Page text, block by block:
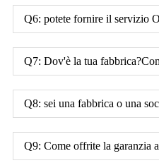
Q6: potete fornire il servizio
Q7: Dov'è la tua
Q8: sei una fabbrica o una
Q9: Come offrite la garanzia